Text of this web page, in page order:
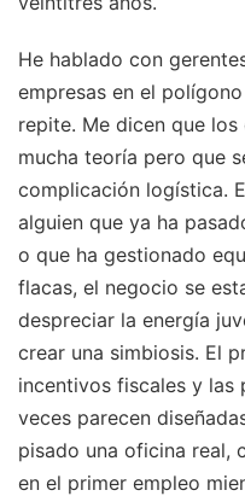
He hablado con
empresas en el
repite. Me dicen que
mucha teoría pero que
complicación logística.
alguien que ya ha
o que ha gestionado
flacas, el negocio se
despreciar la energía
crear una simbiosis. El
incentivos fiscales y las
veces parecen
pisado una oficina real,
en el primer empleo